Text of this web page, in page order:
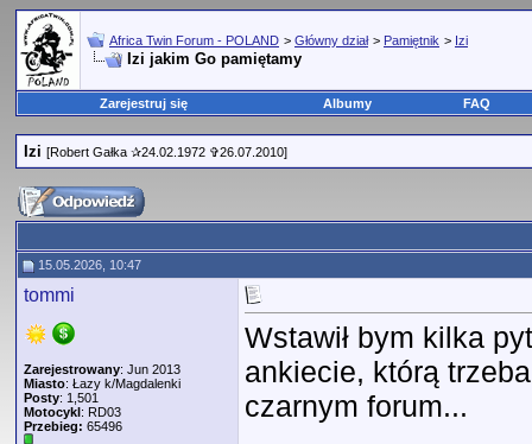
Africa Twin Forum - POLAND > Główny dział > Pamiętnik > Izi
Izi jakim Go pamiętamy
Zarejestruj się Albumy FAQ
Izi [Robert Gałka ✰24.02.1972 ✞26.07.2010]
15.05.2026, 10:47
tommi
Zarejestrowany: Jun 2013
Miasto: Łazy k/Magdalenki
Posty: 1,501
Motocykl: RD03
Przebieg: 65496
Wstawił bym kilka
ankiecie, którą
czarnym forum...